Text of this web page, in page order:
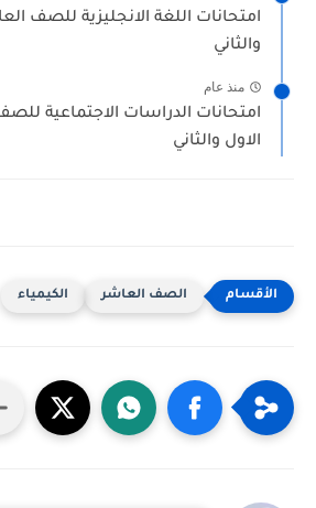
امتحانات اللغة الانجليزية للصف
والثاني
منذ عام
امتحانات الدراسات الاجتماعية
الاول والثاني
الصف العاشر الكيمياء